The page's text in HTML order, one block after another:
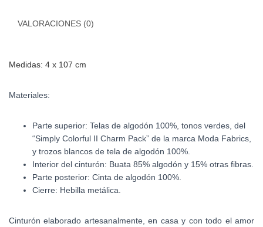
VALORACIONES (0)
Medidas: 4 x 107 cm
Materiales:
Parte superior: Telas de algodón 100%, tonos verdes, del
“Simply Colorful II Charm Pack” de la marca Moda Fabrics,
y trozos blancos de tela de algodón 100%.
Interior del cinturón: Buata 85% algodón y 15% otras fibras.
Parte posterior: Cinta de algodón 100%.
Cierre: Hebilla metálica.
Cinturón elaborado artesanalmente, en casa y con todo el amor